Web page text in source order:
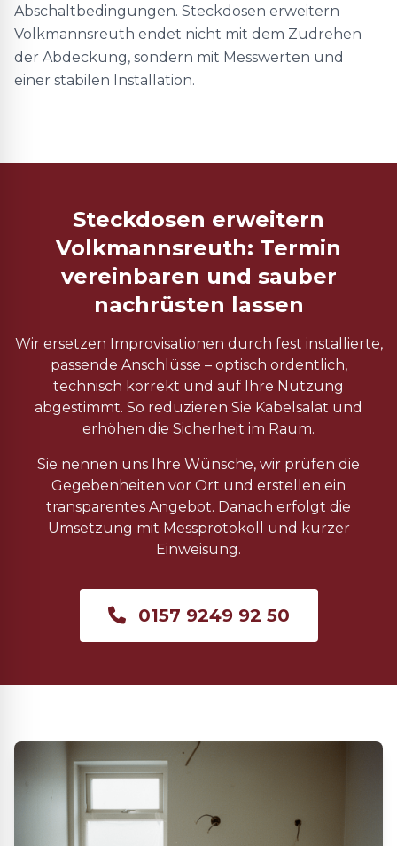
Abschaltbedingungen. Steckdosen erweitern
Volkmannsreuth endet nicht mit dem Zudrehen
der Abdeckung, sondern mit Messwerten und
einer stabilen Installation.
Steckdosen erweitern
Volkmannsreuth: Termin
vereinbaren und sauber
nachrüsten lassen
Wir ersetzen Improvisationen durch fest installierte,
passende Anschlüsse – optisch ordentlich,
technisch korrekt und auf Ihre Nutzung
abgestimmt. So reduzieren Sie Kabelsalat und
erhöhen die Sicherheit im Raum.
Sie nennen uns Ihre Wünsche, wir prüfen die
Gegebenheiten vor Ort und erstellen ein
transparentes Angebot. Danach erfolgt die
Umsetzung mit Messprotokoll und kurzer
Einweisung.
0157 9249 92 50